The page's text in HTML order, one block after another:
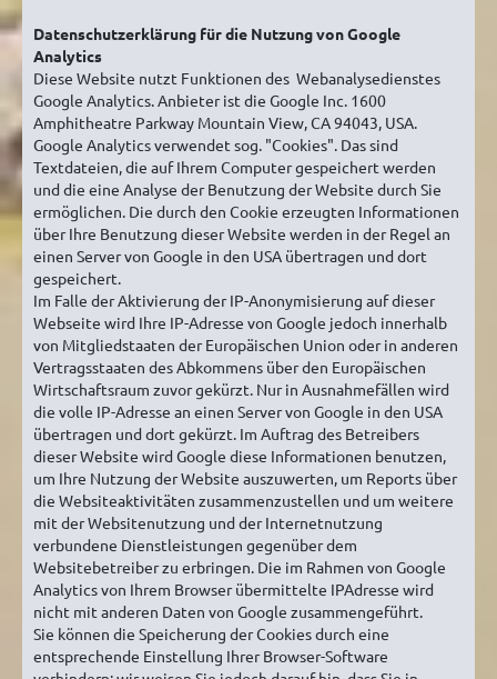
Datenschutzerklärung für die Nutzung von Google
Analytics
Diese Website nutzt Funktionen des Webanalysedienstes
Google Analytics. Anbieter ist die Google Inc. 1600
Amphitheatre Parkway Mountain View, CA 94043, USA.
Google Analytics verwendet sog. "Cookies". Das sind
Textdateien, die auf Ihrem Computer gespeichert werden
und die eine Analyse der Benutzung der Website durch Sie
ermöglichen. Die durch den Cookie erzeugten Informationen
über Ihre Benutzung dieser Website werden in der Regel an
einen Server von Google in den USA übertragen und dort
gespeichert.
Im Falle der Aktivierung der IP-Anonymisierung auf dieser
Webseite wird Ihre IP-Adresse von Google jedoch innerhalb
von Mitgliedstaaten der Europäischen Union oder in anderen
Vertragsstaaten des Abkommens über den Europäischen
Wirtschaftsraum zuvor gekürzt. Nur in Ausnahmefällen wird
die volle IP-Adresse an einen Server von Google in den USA
übertragen und dort gekürzt. Im Auftrag des Betreibers
dieser Website wird Google diese Informationen benutzen,
um Ihre Nutzung der Website auszuwerten, um Reports über
die Websiteaktivitäten zusammenzustellen und um weitere
mit der Websitenutzung und der Internetnutzung
verbundene Dienstleistungen gegenüber dem
Websitebetreiber zu erbringen. Die im Rahmen von Google
Analytics von Ihrem Browser übermittelte IPAdresse wird
nicht mit anderen Daten von Google zusammengeführt.
Sie können die Speicherung der Cookies durch eine
entsprechende Einstellung Ihrer Browser-Software